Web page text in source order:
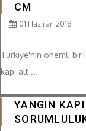
CM
01 Haziran 2018
Türkiye'nin önemli bir
kapı alt ...
YANGIN